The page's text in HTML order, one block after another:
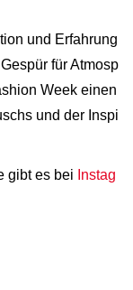
und Erfahrung
für Atmosp
Week einen
und der Inspi
gibt es bei Instag